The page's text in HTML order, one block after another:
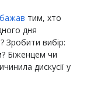
тим, хто
дня
Зробити вибір:
Біженцем чи
дискусії у